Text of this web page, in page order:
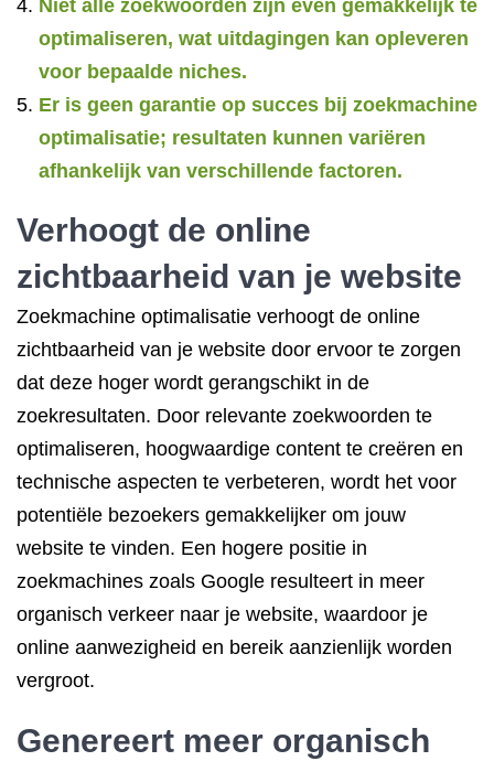
Niet alle zoekwoorden zijn even gemakkelijk te
optimaliseren, wat uitdagingen kan opleveren
voor bepaalde niches.
Er is geen garantie op succes bij zoekmachine
optimalisatie; resultaten kunnen variëren
afhankelijk van verschillende factoren.
Verhoogt de online
zichtbaarheid van je website
Zoekmachine optimalisatie verhoogt de online
zichtbaarheid van je website door ervoor te zorgen
dat deze hoger wordt gerangschikt in de
zoekresultaten. Door relevante zoekwoorden te
optimaliseren, hoogwaardige content te creëren en
technische aspecten te verbeteren, wordt het voor
potentiële bezoekers gemakkelijker om jouw
website te vinden. Een hogere positie in
zoekmachines zoals Google resulteert in meer
organisch verkeer naar je website, waardoor je
online aanwezigheid en bereik aanzienlijk worden
vergroot.
Genereert meer organisch